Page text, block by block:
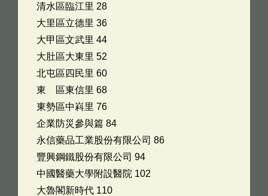
清水區臨江里 28
大里區立德里 36
大甲區文武里 44
大肚區大東里 52
北屯區四民里 60
東 區東信里 68
東勢區中嵙里 76
企業防災參與篇 84
永信藥品工業股份有限公司 86
豐興鋼鐵股份有限公司 94
中國醫藥大學附設醫院 102
大魯閣新時代 110